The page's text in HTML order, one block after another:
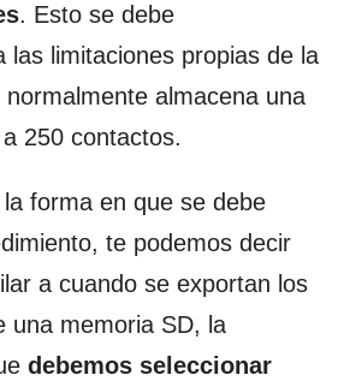
. Esto se debe
las limitaciones propias de la
almacena una
250 contactos.
forma en que se debe
te podemos decir
a cuando se exportan los
una memoria SD, la
debemos seleccionar